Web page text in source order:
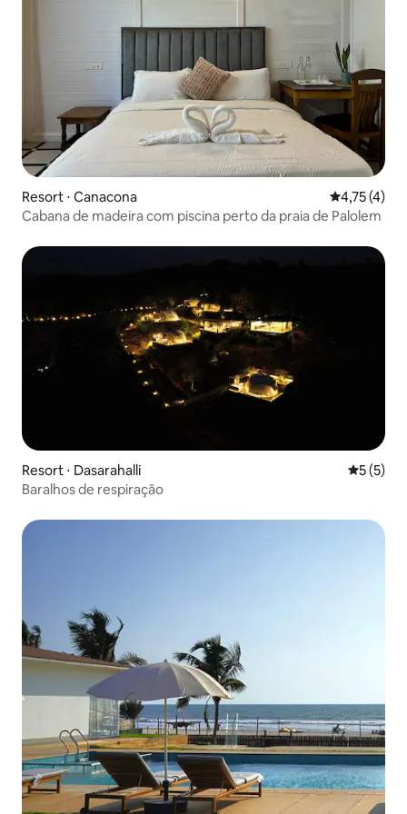
Resort ⋅ Canacona 4,75 de
4,75 (4)
Cabana de madeira com piscina perto da praia de Palolem
Resort ⋅ Dasarahalli 5 de
5 (5)
Baralhos de respiração